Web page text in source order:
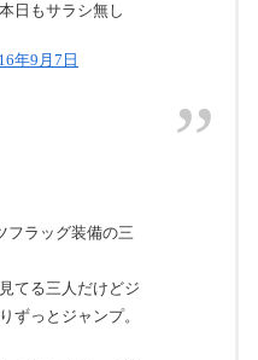
日もサラシ無し
年9月7日
フラッグ装備の三
てる三人だけどジ
ずっとジャンプ。